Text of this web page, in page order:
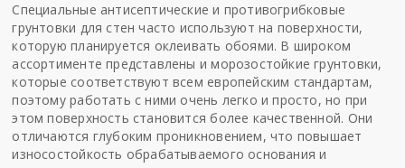
Специальные антисептические и противогрибковые
грунтовки для стен часто используют на поверхности,
которую планируется оклеивать обоями. В широком
ассортименте представлены и морозостойкие грунтовки,
которые соответствуют всем европейским стандартам,
поэтому работать с ними очень легко и просто, но при
этом поверхность становится более качественной. Они
отличаются глубоким проникновением, что повышает
износостойкость обрабатываемого основания и